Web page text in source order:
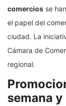
comercios se
el papel del
ciudad. La
Cámara de
regional.
semana